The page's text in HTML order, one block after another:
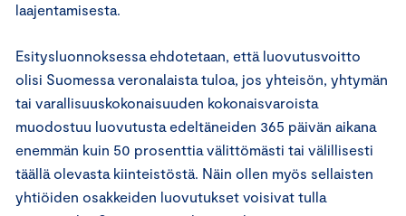
laajentamisesta.
Esitysluonnoksessa ehdotetaan, että luovutusvoitto
olisi Suomessa veronalaista tuloa, jos yhteisön, yhtymän
tai varallisuuskokonaisuuden kokonaisvaroista
muodostuu luovutusta edeltäneiden 365 päivän aikana
enemmän kuin 50 prosenttia välittömästi tai välillisesti
täällä olevasta kiinteistöstä. Näin ollen myös sellaisten
yhtiöiden osakkeiden luovutukset voisivat tulla